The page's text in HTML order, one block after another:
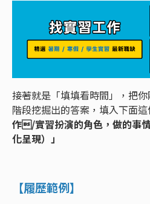
接著就是「填填看時間」，把
階段挖掘出的答案，填入下面這
作/實習扮演的角色，做的事
化呈現）」
【履歷範例】